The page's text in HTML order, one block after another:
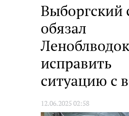
Выборгский
обязал
исправить
ситуацию с
12.06.2025 02:58